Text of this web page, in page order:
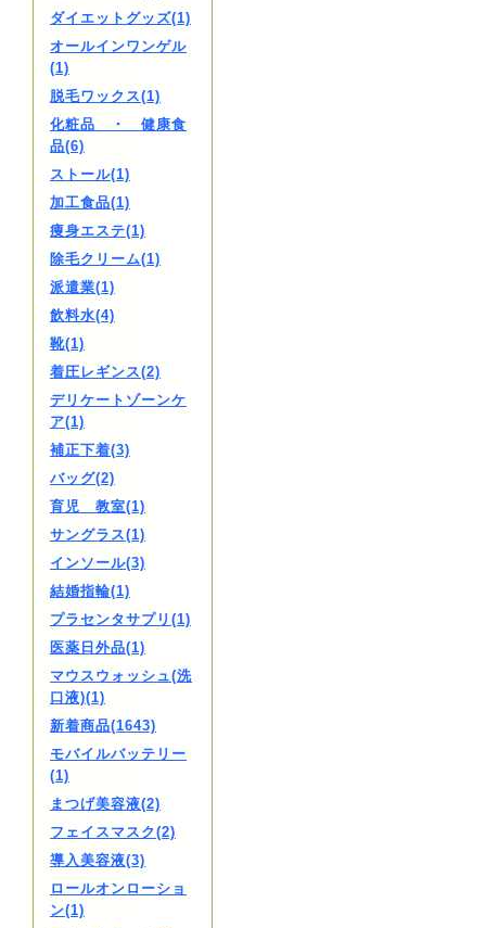
ダイエットグッズ(1)
オールインワンゲル
(1)
脱毛ワックス(1)
化粧品 ・ 健康食
品(6)
ストール(1)
加工食品(1)
痩身エステ(1)
除毛クリーム(1)
派遣業(1)
飲料水(4)
靴(1)
着圧レギンス(2)
デリケートゾーンケ
ア(1)
補正下着(3)
バッグ(2)
育児 教室(1)
サングラス(1)
インソール(3)
結婚指輪(1)
プラセンタサプリ(1)
医薬日外品(1)
マウスウォッシュ(洗
口液)(1)
新着商品(1643)
モバイルバッテリー
(1)
まつげ美容液(2)
フェイスマスク(2)
導入美容液(3)
ロールオンローショ
ン(1)